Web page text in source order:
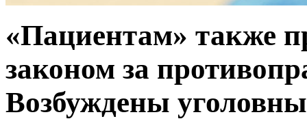
«Пациентам» также
законом за
Возбуждены